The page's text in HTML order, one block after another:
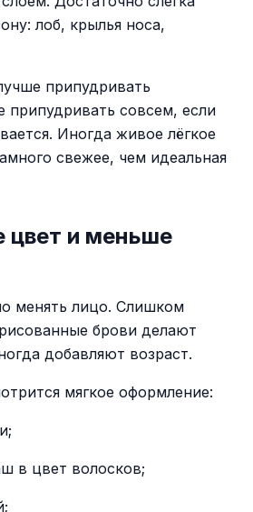
лоб, крылья носа,
припудривать
припудривать совсем, если
Иногда живое лёгкое
свежее, чем идеальная
цвет и меньше
менять лицо. Слишком
брови делают
добавляют возраст.
мягкое оформление:
в цвет волосков;